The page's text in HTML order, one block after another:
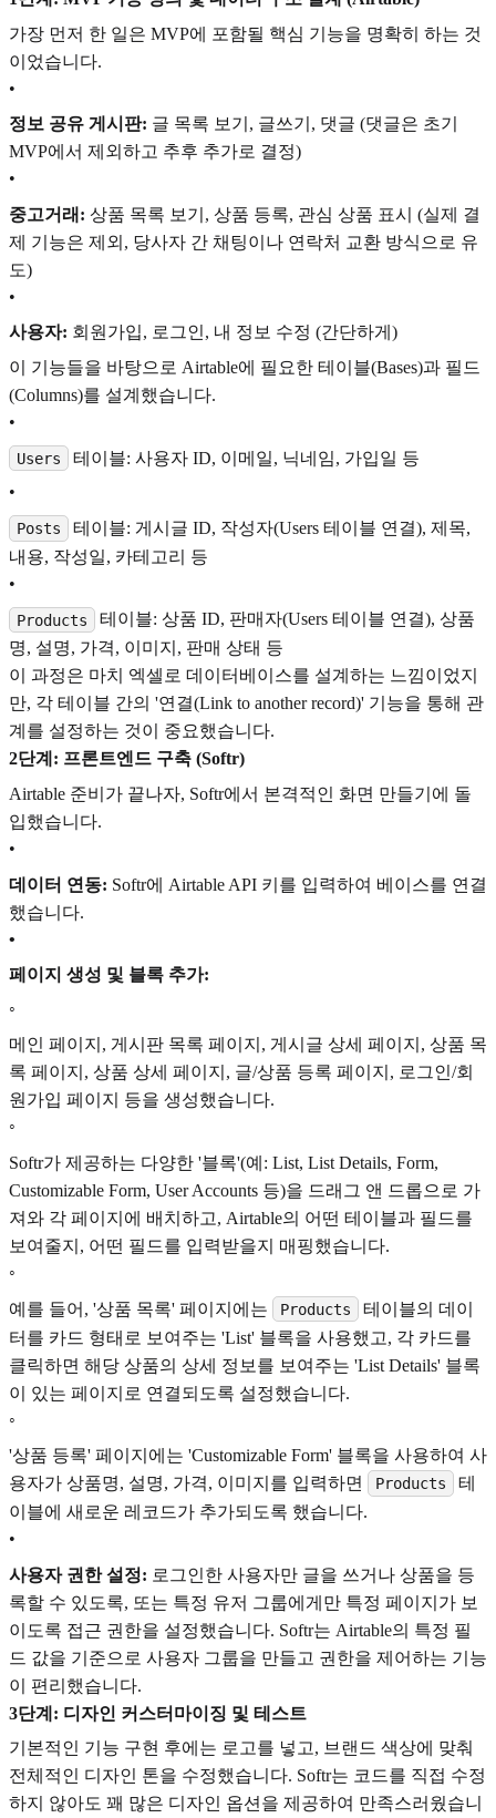
가장 먼저 한 일은 MVP에 포함될 핵심 기능을 명확히 하는 것
이었습니다.
•
정보 공유 게시판: 글 목록 보기, 글쓰기, 댓글 (댓글은 초기
MVP에서 제외하고 추후 추가로 결정)
•
중고거래: 상품 목록 보기, 상품 등록, 관심 상품 표시 (실제 결
제 기능은 제외, 당사자 간 채팅이나 연락처 교환 방식으로 유
도)
•
사용자: 회원가입, 로그인, 내 정보 수정 (간단하게)
이 기능들을 바탕으로 Airtable에 필요한 테이블(Bases)과 필드
(Columns)를 설계했습니다.
•
Users
테이블: 사용자 ID, 이메일, 닉네임, 가입일 등
•
Posts
테이블: 게시글 ID, 작성자(Users 테이블 연결), 제목,
내용, 작성일, 카테고리 등
•
Products
테이블: 상품 ID, 판매자(Users 테이블 연결), 상품
명, 설명, 가격, 이미지, 판매 상태 등
이 과정은 마치 엑셀로 데이터베이스를 설계하는 느낌이었지
만, 각 테이블 간의 '연결(Link to another record)' 기능을 통해 관
계를 설정하는 것이 중요했습니다.
2단계: 프론트엔드 구축 (Softr)
Airtable 준비가 끝나자, Softr에서 본격적인 화면 만들기에 돌
입했습니다.
•
데이터 연동: Softr에 Airtable API 키를 입력하여 베이스를 연결
했습니다.
•
페이지 생성 및 블록 추가:
◦
메인 페이지, 게시판 목록 페이지, 게시글 상세 페이지, 상품 목
록 페이지, 상품 상세 페이지, 글/상품 등록 페이지, 로그인/회
원가입 페이지 등을 생성했습니다.
◦
Softr가 제공하는 다양한 '블록'(예: List, List Details, Form,
Customizable Form, User Accounts 등)을 드래그 앤 드롭으로 가
져와 각 페이지에 배치하고, Airtable의 어떤 테이블과 필드를
보여줄지, 어떤 필드를 입력받을지 매핑했습니다.
◦
예를 들어, '상품 목록' 페이지에는
Products
테이블의 데이
터를 카드 형태로 보여주는 'List' 블록을 사용했고, 각 카드를
클릭하면 해당 상품의 상세 정보를 보여주는 'List Details' 블록
이 있는 페이지로 연결되도록 설정했습니다.
◦
'상품 등록' 페이지에는 'Customizable Form' 블록을 사용하여 사
용자가 상품명, 설명, 가격, 이미지를 입력하면
Products
테
이블에 새로운 레코드가 추가되도록 했습니다.
•
사용자 권한 설정: 로그인한 사용자만 글을 쓰거나 상품을 등
록할 수 있도록, 또는 특정 유저 그룹에게만 특정 페이지가 보
이도록 접근 권한을 설정했습니다. Softr는 Airtable의 특정 필
드 값을 기준으로 사용자 그룹을 만들고 권한을 제어하는 기능
이 편리했습니다.
3단계: 디자인 커스터마이징 및 테스트
기본적인 기능 구현 후에는 로고를 넣고, 브랜드 색상에 맞춰
전체적인 디자인 톤을 수정했습니다. Softr는 코드를 직접 수정
하지 않아도 꽤 많은 디자인 옵션을 제공하여 만족스러웠습니